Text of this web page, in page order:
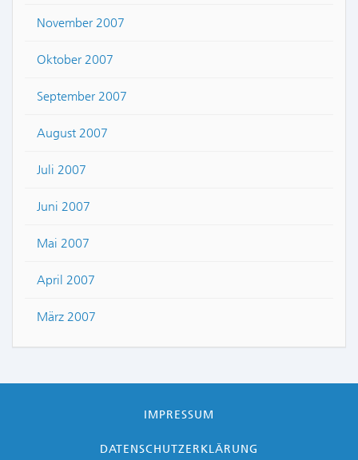
November 2007
Oktober 2007
September 2007
August 2007
Juli 2007
Juni 2007
Mai 2007
April 2007
März 2007
IMPRESSUM
DATENSCHUTZERKLÄRUNG